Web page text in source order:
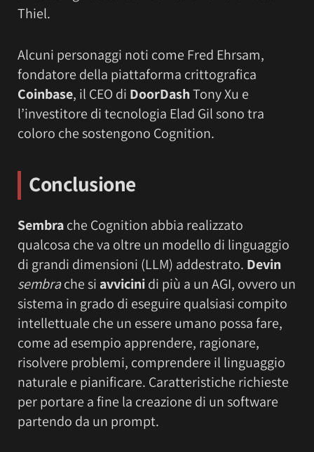
Thiel.
Alcuni personaggi noti come Fred Ehrsam,
fondatore della piattaforma crittografica
Coinbase, il CEO di DoorDashTony Xu e
l’investitore di tecnologia Elad Gil sono tra
coloro che sostengono Cognition.
Conclusione
Sembrache Cognition abbia realizzato
qualcosa che va oltre un modello di linguaggio
di grandi dimensioni (LLM) addestrato. Devin
sembrache si avvicinidi più a un AGI, ovvero un
sistema in grado di eseguire qualsiasi compito
intellettuale che un essere umano possa fare,
come ad esempio apprendere, ragionare,
risolvere problemi, comprendere il linguaggio
naturale e pianificare. Caratteristiche richieste
per portare a fine la creazione di un software
partendo da un prompt.